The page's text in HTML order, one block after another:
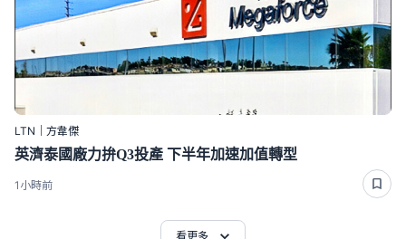
LTN｜方韋傑
英濟泰國廠力拚Q3投產 下半年加速加值轉型
1小時前
看更多